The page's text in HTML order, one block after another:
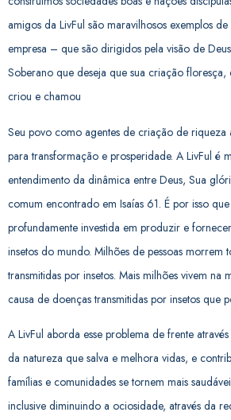
amigos da LivFul são maravilhosos exemplos
empresa – que são dirigidos pela visão de
Soberano que deseja que sua criação floresça,
criou e chamou
Seu povo como agentes de criação de riqueza
paratransformação e prosperidade. A LivFul é
entendimento da dinâmica entre Deus, Sua
comum encontrado em Isaías 61. É por isso que
profundamente investida em produzir e
insetos do mundo. Milhões de pessoas morrem
transmitidas por insetos. Mais milhões vivem na
causa de doenças transmitidas por insetos que
A LivFul aborda esse problema de frente
da natureza que salva e melhora vidas, e
famílias e comunidades se tornem mais
inclusive diminuindo a ociosidade, através da